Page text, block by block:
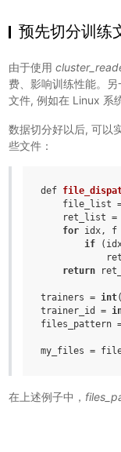
预先切分训练
由于使用
费、影响训练性能。
文件, 例如在 Linux 系
数据切分好以后, 可以
些文件：
def
file_list
ret_list =
for
idx,
f
if
(
return
trainers = int
trainer_id
=
files_pattern
my_files =
在上述例子中，